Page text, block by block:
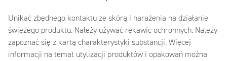
Unikać zbędnego kontaktu ze skórą i narażenia na działanie
świeżego produktu. Należy używać rękawic ochronnych. Należy
zapoznać się z kartą charakterystyki substancji. Więcej
informacji na temat utylizacji produktów i opakowań można